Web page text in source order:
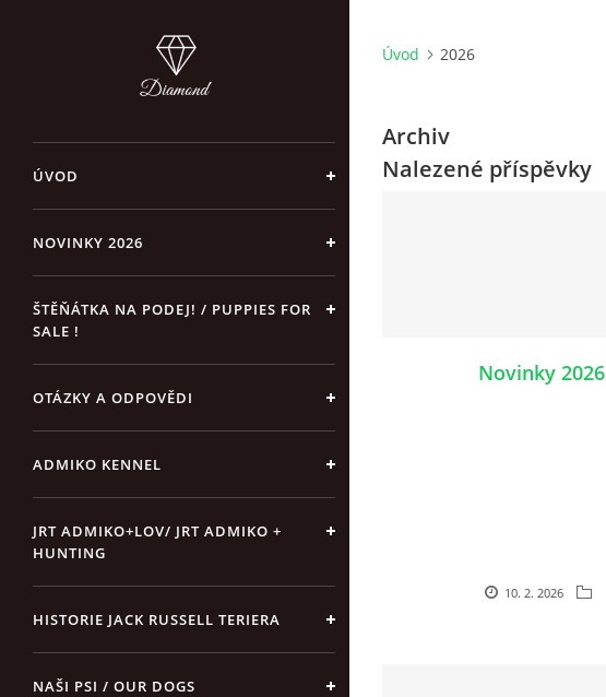
ÚVOD
NOVINKY 2026
ŠTĚŇÁTKA NA PODEJ! / PUPPIES FOR
SALE !
OTÁZKY A ODPOVĚDI
ADMIKO KENNEL
JRT ADMIKO+LOV/ JRT ADMIKO +
HUNTING
HISTORIE JACK RUSSELL TERIERA
NAŠI PSI / OUR DOGS
Úvod 2026
Archiv
Nalezené příspěvky
Novinky 2026
10. 2. 2026